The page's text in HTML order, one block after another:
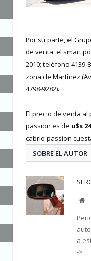
Por su parte, el
de venta: el smart
2010; teléfono 4139-
zona de Martínez
4798-9282).
El precio de venta
passion es de u$s
cabrio passion
SOBRE EL AUTOR
a
->